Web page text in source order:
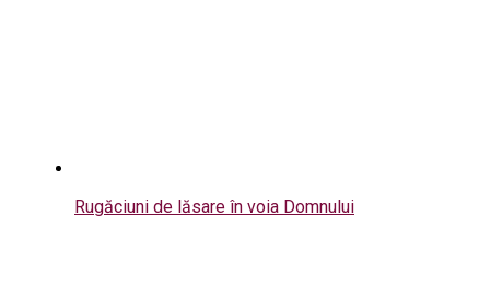
Rugăciuni de lăsare în voia Domnului